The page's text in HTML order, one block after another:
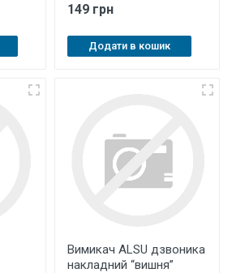
149 грн
Додати в кошик
Вимикач ALSU дзвоника
накладний “вишня”